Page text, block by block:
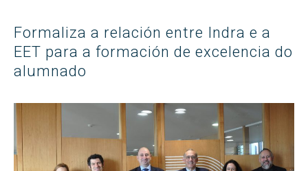
Formaliza a relación entre Indra e a
EET para a formación de excelencia do
alumnado